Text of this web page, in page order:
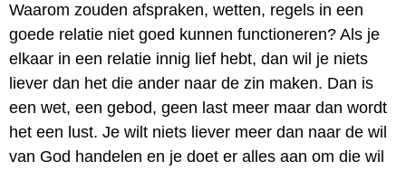
Waarom zouden afspraken, wetten, regels in een
goede relatie niet goed kunnen functioneren? Als je
elkaar in een relatie innig lief hebt, dan wil je niets
liever dan het die ander naar de zin maken. Dan is
een wet, een gebod, geen last meer maar dan wordt
het een lust. Je wilt niets liever meer dan naar de wil
van God handelen en je doet er alles aan om die wil